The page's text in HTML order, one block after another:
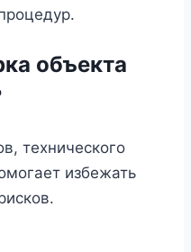
объекта
технического
избежать